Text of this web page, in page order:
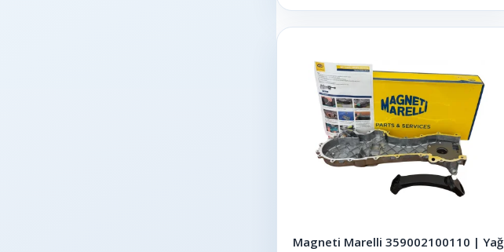
Magneti Marelli 359002100110 | Yağ